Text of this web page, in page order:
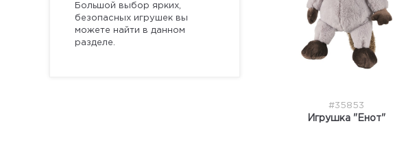
Большой выбор ярких,
безопасных игрушек вы
можете найти в данном
разделе.
#35853
Игрушка "Енот"